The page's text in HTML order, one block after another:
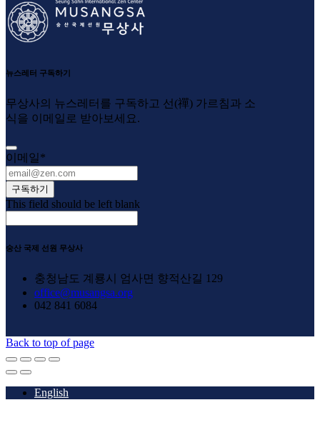
뉴스레터 구독하기
무상사의 뉴스레터를 구독하고 선(禪) 가르침과 소
식을 이메일로 받아보세요.
이메일 *
구독하기
This field should be left blank
숭산 국제 선원 무상사
충청남도 계룡시 엄사면 향적산길 129
office@musangsa.org
042 841 6084
Back to top of page
English